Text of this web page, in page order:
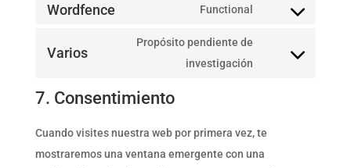
automattic
litespeed
Wordfence Functional
Consent
service
Varios
Propósito pendiente de
investigación
Consent
7. Consentimiento
Cuando visites nuestra web por primera vez, te
mostraremos una ventana emergente con una